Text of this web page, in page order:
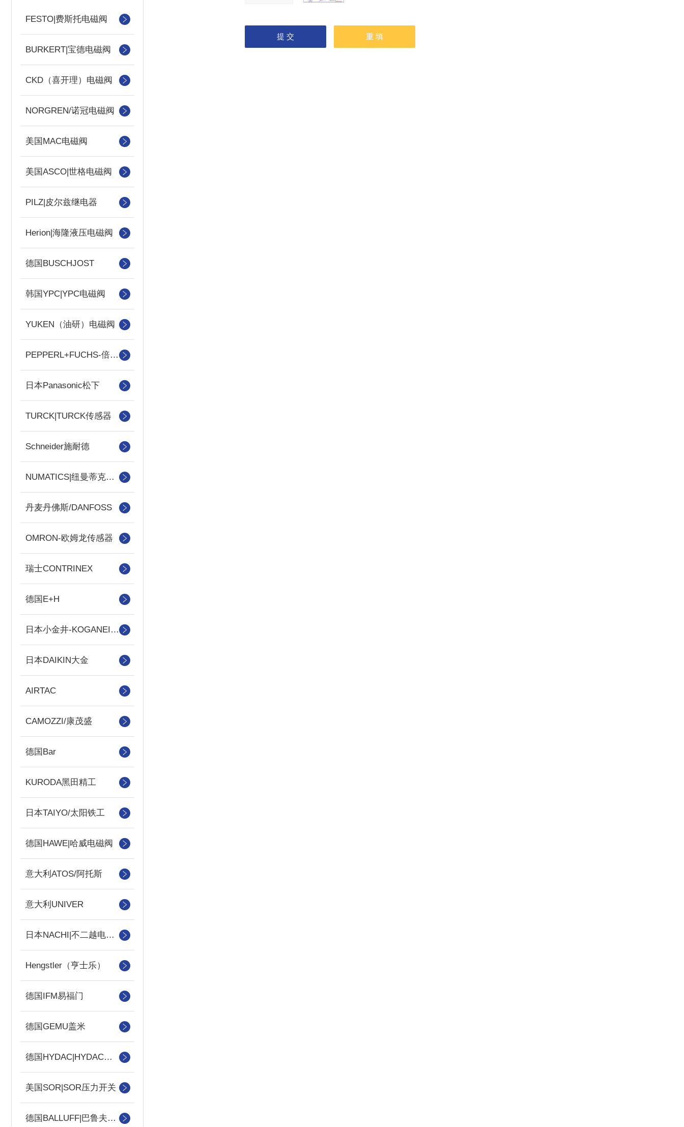
FESTO|费斯托电磁阀
BURKERT|宝德电磁阀
CKD（喜开理）电磁阀
NORGREN/诺冠电磁阀
美国MAC电磁阀
美国ASCO|世格电磁阀
PILZ|皮尔兹继电器
Herion|海隆液压电磁阀
德国BUSCHJOST
韩国YPC|YPC电磁阀
YUKEN（油研）电磁阀
PEPPERL+FUCHS-倍加福
日本Panasonic松下
TURCK|TURCK传感器
Schneider施耐德
NUMATICS|纽曼蒂克电磁阀
丹麦丹佛斯/DANFOSS
OMRON-欧姆龙传感器
瑞士CONTRINEX
德国E+H
日本小金井-KOGANEI气缸
日本DAIKIN大金
AIRTAC
CAMOZZI/康茂盛
德国Bar
KURODA黑田精工
日本TAIYO/太阳铁工
德国HAWE|哈威电磁阀
意大利ATOS/阿托斯
意大利UNIVER
日本NACHI|不二越电磁阀
Hengstler（亨士乐）
德国IFM易福门
德国GEMU盖米
德国HYDAC|HYDAC传感器
美国SOR|SOR压力开关
德国BALLUFF|巴鲁夫传感器